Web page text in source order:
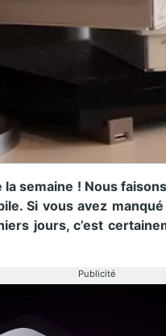
la semaine ! Nous
Si vous avez
jours, c’est
Publicité